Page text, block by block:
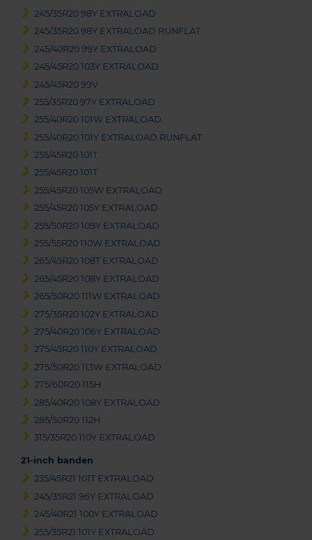
245/35R20 98Y EXTRALOAD
245/35R20 98Y EXTRALOAD RUNFLAT
245/40R20 99Y EXTRALOAD
245/45R20 103Y EXTRALOAD
245/45R20 99V
255/35R20 97Y EXTRALOAD
255/40R20 101W EXTRALOAD
255/40R20 101Y EXTRALOAD RUNFLAT
255/45R20 101T
255/45R20 101T
255/45R20 105W EXTRALOAD
255/45R20 105Y EXTRALOAD
255/50R20 109Y EXTRALOAD
255/55R20 110W EXTRALOAD
265/45R20 108T EXTRALOAD
265/45R20 108Y EXTRALOAD
265/50R20 111W EXTRALOAD
275/35R20 102Y EXTRALOAD
275/40R20 106Y EXTRALOAD
275/45R20 110Y EXTRALOAD
275/50R20 113W EXTRALOAD
275/60R20 115H
285/40R20 108Y EXTRALOAD
285/50R20 112H
315/35R20 110Y EXTRALOAD
21-inch banden
235/45R21 101T EXTRALOAD
245/35R21 96Y EXTRALOAD
245/40R21 100Y EXTRALOAD
255/35R21 101Y EXTRALOAD